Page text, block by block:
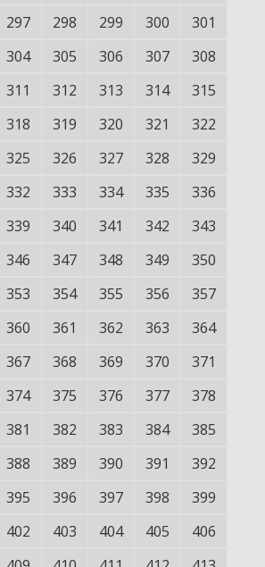
297 298 299 300
301
304 305 306 307
308
311 312 313 314
315
318 319 320 321
322
325 326 327 328
329
332 333 334 335
336
339 340 341 342
343
346 347 348 349
350
353 354 355 356
357
360 361 362 363
364
367 368 369 370
371
374 375 376 377
378
381 382 383 384
385
388 389 390 391
392
395 396 397 398
399
402 403 404 405
406